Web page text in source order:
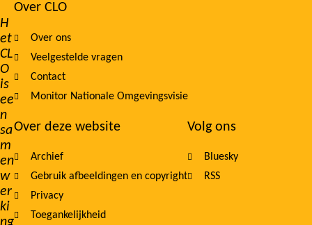
H
et
CL
O
is
ee
n
sa
m
en
w
er
ki
Footer
navigation
Over CLO
Over ons
Veelgestelde vragen
Contact
Monitor Nationale Omgevingsvisie
Over deze website
Archief
Gebruik afbeeldingen en copyright
Privacy
Toegankelijkheid
Volg ons
Bluesky
RSS